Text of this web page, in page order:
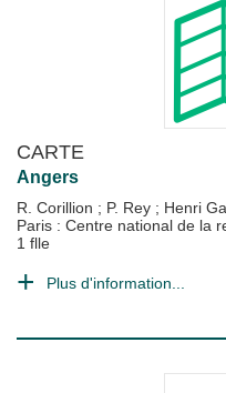
CARTE
Angers
R. Corillion ; P. Rey ; Henri
Paris : Centre national de la
1 flle
Plus d'information...